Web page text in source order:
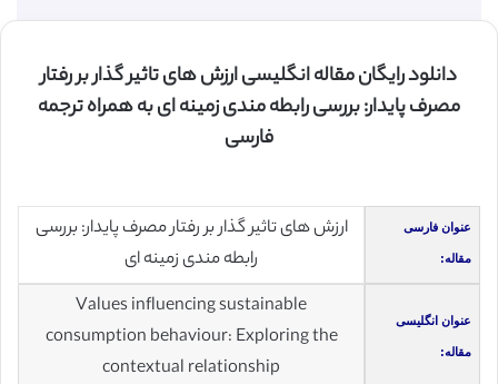
دانلود رایگان مقاله انگلیسی ارزش های تاثیر گذار بر رفتار
مصرف پایدار: بررسی رابطه مندی زمینه ای به همراه ترجمه
فارسی
عنوان فارسی
مقاله:
ارزش های تاثیر گذار بر رفتار مصرف پایدار: بررسی
رابطه مندی زمینه ای
عنوان انگلیسی
مقاله:
Values influencing sustainable
consumption behaviour: Exploring the
contextual relationship